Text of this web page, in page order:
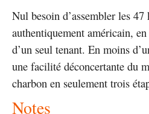
Nul besoin d’assembler les
authentiquement américain,
d’un seul tenant. En moins
une facilité déconcertante du
charbon en seulement trois
Notes